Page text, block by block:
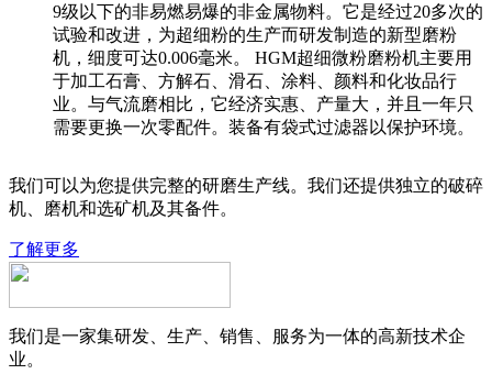
9级以下的非易燃易爆的非金属物料。它是经过20多次的
试验和改进，为超细粉的生产而研发制造的新型磨粉
机，细度可达0.006毫米。 HGM超细微粉磨粉机主要用
于加工石膏、方解石、滑石、涂料、颜料和化妆品行
业。与气流磨相比，它经济实惠、产量大，并且一年只
需要更换一次零配件。装备有袋式过滤器以保护环境。
我们可以为您提供完整的研磨生产线。我们还提供独立的破碎
机、磨机和选矿机及其备件。
了解更多
我们是一家集研发、生产、销售、服务为一体的高新技术企
业。